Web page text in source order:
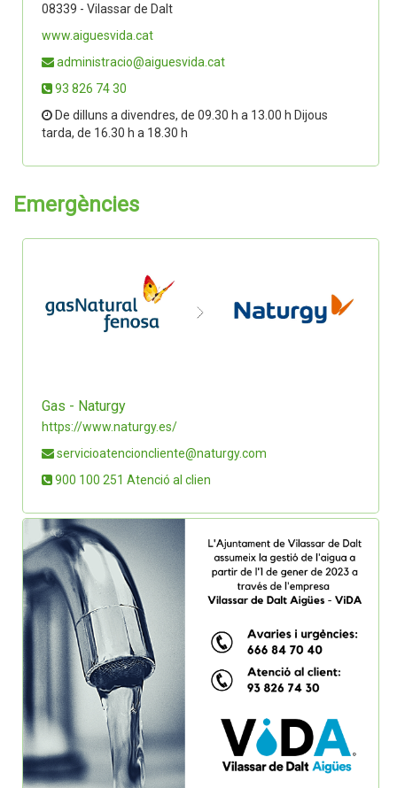
08339 - Vilassar de Dalt
www.aiguesvida.cat
administracio@aiguesvida.cat
93 826 74 30
De dilluns a divendres, de 09.30 h a 13.00 h Dijous
tarda, de 16.30 h a 18.30 h
Emergències
Gas - Naturgy
https://www.naturgy.es/
servicioatencioncliente@naturgy.com
900 100 251 Atenció al clien